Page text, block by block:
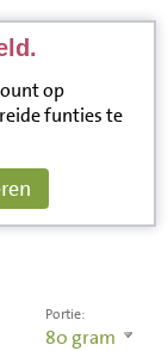
op
funties te
Portie:
80 gram